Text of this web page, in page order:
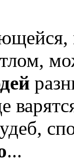
...